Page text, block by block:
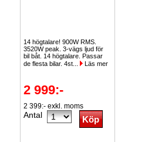
14 högtalare! 900W RMS.
3520W peak. 3-vägs ljud för
bil båt. 14 högtalare. Passar
de flesta bilar. 4st...
Läs mer
2 999:-
2 399:- exkl. moms
Antal